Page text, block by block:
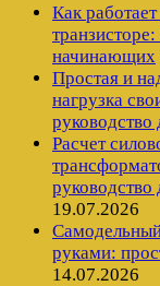
Как
начинающих
Простая и
нагрузка
Расчет
19.07.2026
руками:
14.07.2026